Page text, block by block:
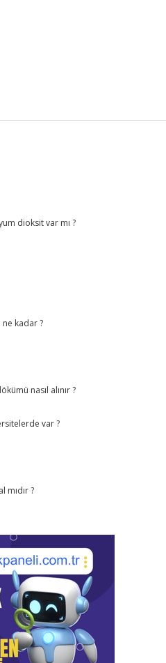
dioksit var mı ?
ne kadar ?
nasıl alınır ?
var ?
mıdır ?